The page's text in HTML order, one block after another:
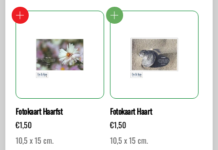
Fotokaart Haarfst
€1,50
10,5 x 15 cm.
Fotokaart Haart
€1,50
10,5 x 15 cm.